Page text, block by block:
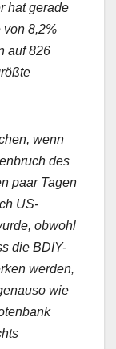
hat gerade
von 8,2%
auf 826
wenn
des
paar Tagen
US-
obwohl
die BDIY-
werden,
wie